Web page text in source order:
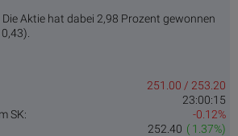
Aktie hat dabei 2,98 Prozent gewonnen
251.00 / 253.20
23:00:15
SK:
-0.12%
( 1.37%)
252.40